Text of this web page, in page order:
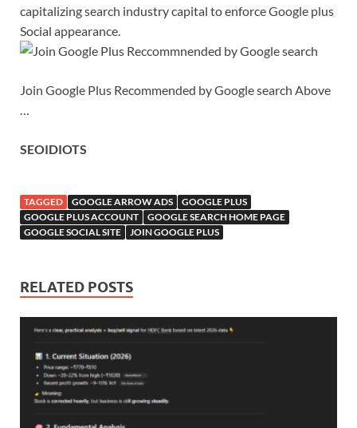
capitalizing search industry capital to enforce Google plus
Social appearance.
Join Google Plus Recommended by Google search Above
…
SEOIDIOTS
TAGGED GOOGLE ARROW ADS
GOOGLE PLUS
GOOGLE PLUS ACCOUNT
GOOGLE SEARCH HOME PAGE
GOOGLE SOCIAL SITE
JOIN GOOGLE PLUS
RELATED POSTS